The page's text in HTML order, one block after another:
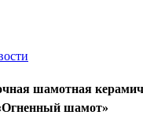
шамотная
шамот»